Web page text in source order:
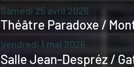
Samedi 25 avril 2026
Théâtre Paradoxe /
Vendredi 1 mai 2026
Salle Jean-Despréz /